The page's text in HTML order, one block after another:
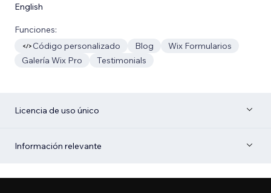
English
Funciones:
Código personalizado
Blog
Wix Formularios
Galería Wix Pro
Testimonials
Licencia de uso único
Información relevante